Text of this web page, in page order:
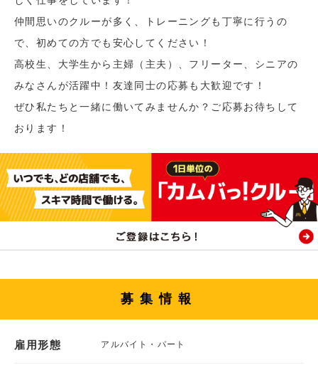
仲間思いのクルーが多く、トレーニングも丁寧に行うの
で、初めての方でも安心してください！
高校生、大学生から主婦（主夫）、フリーター、シニアの
みなさんが活躍中！友達同士の応募も大歓迎です！
ぜひ私たちと一緒に働いてみませんか？ご応募お待ちして
おります！
募集情報
雇用形態 アルバイト・パート